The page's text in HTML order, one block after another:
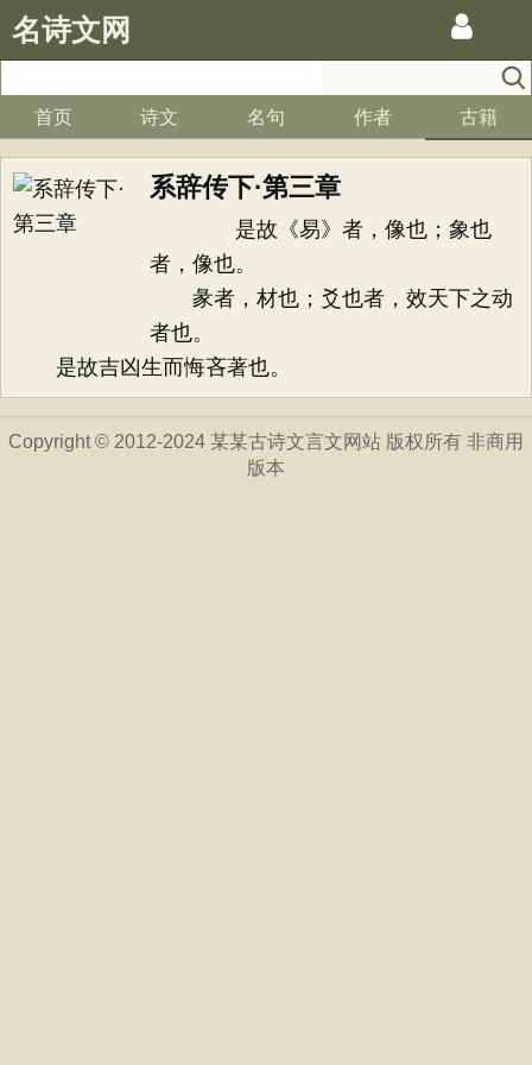
名诗文网
首页 诗文 名句 作者 古籍
系辞传下·第三章
是故《易》者，像也；象也
者，像也。
彖者，材也；爻也者，效天下之动
者也。
是故吉凶生而悔吝著也。
Copyright © 2012-2024 某某古诗文言文网站 版权所有 非商用
版本